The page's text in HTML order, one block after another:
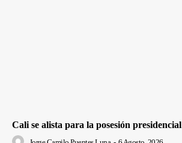
Cali se alista para la posesión presidencial